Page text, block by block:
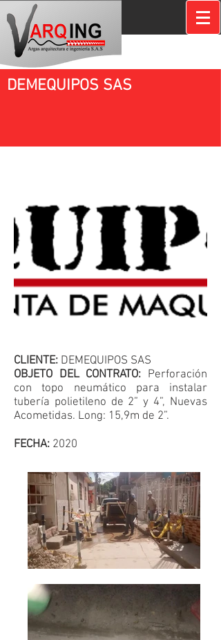
DEMEQUIPOS SAS
CLIENTE: DEMEQUIPOS SAS
OBJETO DEL CONTRATO: Perforación
con topo neumático para instalar
tubería polietileno de 2” y 4”, Nuevas
Acometidas. Long: 15,9m de 2”.
FECHA: 2020